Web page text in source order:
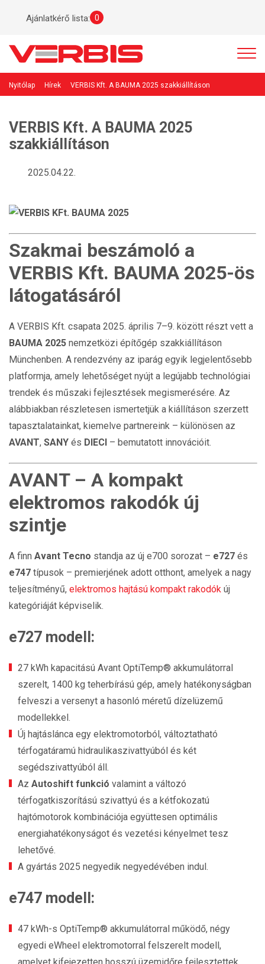
Ajánlatkérő lista: 0
Nyitólap Hírek VERBIS Kft. A BAUMA 2025 szakkiállításon
VERBIS Kft. A BAUMA 2025
szakkiállításon
2025.04.22.
Szakmai beszámoló a
VERBIS Kft. BAUMA 2025-ös
látogatásáról
A VERBIS Kft. csapata 2025. április 7–9. között részt vett a
BAUMA 2025 nemzetközi építőgép szakkiállításon
Münchenben. A rendezvény az iparág egyik legjelentősebb
platformja, amely lehetőséget nyújt a legújabb technológiai
trendek és műszaki fejlesztések megismerésére. Az
alábbiakban részletesen ismertetjük a kiállításon szerzett
tapasztalatainkat, kiemelve partnereink – különösen az
AVANT, SANY és DIECI – bemutatott innovációit.
AVANT – A kompakt
elektromos rakodók új
szintje
A finn Avant Tecno standja az új e700 sorozat – e727 és
e747 típusok – premierjének adott otthont, amelyek a nagy
teljesítményű, elektromos hajtású kompakt rakodók új
kategóriáját képviselik.
e727 modell :
27 kWh kapacitású Avant OptiTemp® akkumulátorral
szerelt, 1400 kg teherbírású gép, amely hatékonyságban
felveszi a versenyt a hasonló méretű dízelüzemű
modellekkel.
Új hajtáslánca egy elektromotorból, változtatható
térfogatáramú hidraulikaszivattyúból és két
segédszivattyúból áll.
Az Autoshift funkció valamint a változó
térfogatkiszorítású szivattyú és a kétfokozatú
hajtómotorok kombinációja együttesen optimális
energiahatékonyságot és vezetési kényelmet tesz
lehetővé.
A gyártás 2025 negyedik negyedévében indul.
e747 modell :
47 kWh-s OptiTemp® akkumulátorral működő, négy
egyedi eWheel elektromotorral felszerelt modell,